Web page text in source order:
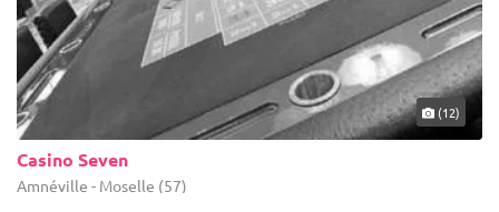
(12)
Casino Seven
Amnéville - Moselle (57)